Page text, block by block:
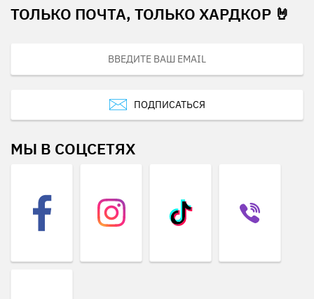
ТОЛЬКО ПОЧТА, ТОЛЬКО ХАРДКОР 🤘
ПОДПИСАТЬСЯ
МЫ В СОЦСЕТЯХ